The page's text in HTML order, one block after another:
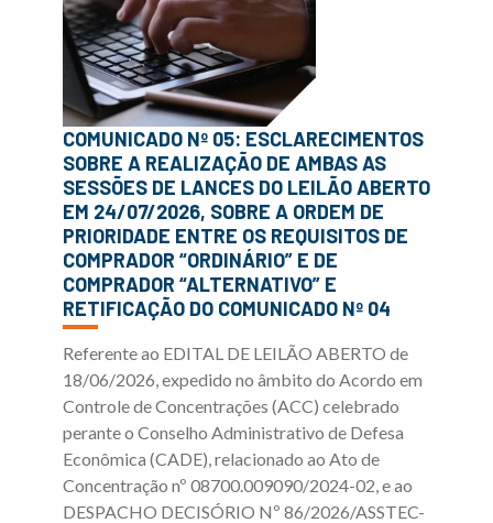
COMUNICADO Nº 05: ESCLARECIMENTOS
SOBRE A REALIZAÇÃO DE AMBAS AS
SESSÕES DE LANCES DO LEILÃO ABERTO
EM 24/07/2026, SOBRE A ORDEM DE
PRIORIDADE ENTRE OS REQUISITOS DE
COMPRADOR “ORDINÁRIO” E DE
COMPRADOR “ALTERNATIVO” E
RETIFICAÇÃO DO COMUNICADO Nº 04
Referente ao EDITAL DE LEILÃO ABERTO de
18/06/2026, expedido no âmbito do Acordo em
Controle de Concentrações (ACC) celebrado
perante o Conselho Administrativo de Defesa
Econômica (CADE), relacionado ao Ato de
Concentração nº 08700.009090/2024-02, e ao
DESPACHO DECISÓRIO Nº 86/2026/ASSTEC-